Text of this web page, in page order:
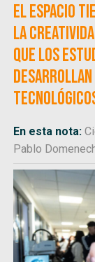
El espacio
la
que los
desarrollan
En esta nota:
Pablo